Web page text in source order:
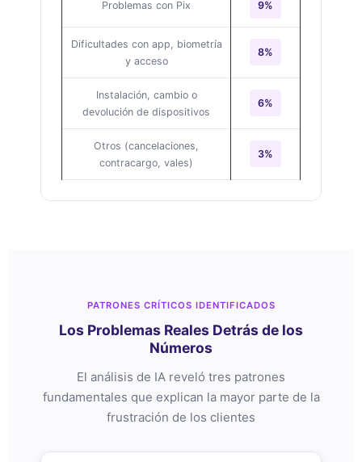
Problemas con Pix 9%
Dificultades con app, biometría
y acceso
8%
Instalación, cambio o
devolución de dispositivos
6%
Otros (cancelaciones,
contracargo, vales)
3%
PATRONES CRÍTICOS IDENTIFICADOS
Los Problemas Reales Detrás de los
Números
El análisis de IA reveló tres patrones
fundamentales que explican la mayor parte de la
frustración de los clientes